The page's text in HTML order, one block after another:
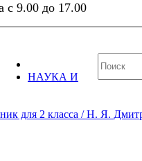
с 9.00 до 17.00
НАУКА И
для 2 класса / Н. Я.